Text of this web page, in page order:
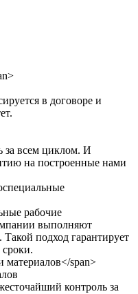
в договоре и
за всем циклом. И
на построенные нами
рабочие
выполняют
подход гарантирует
сроки.
контроль за